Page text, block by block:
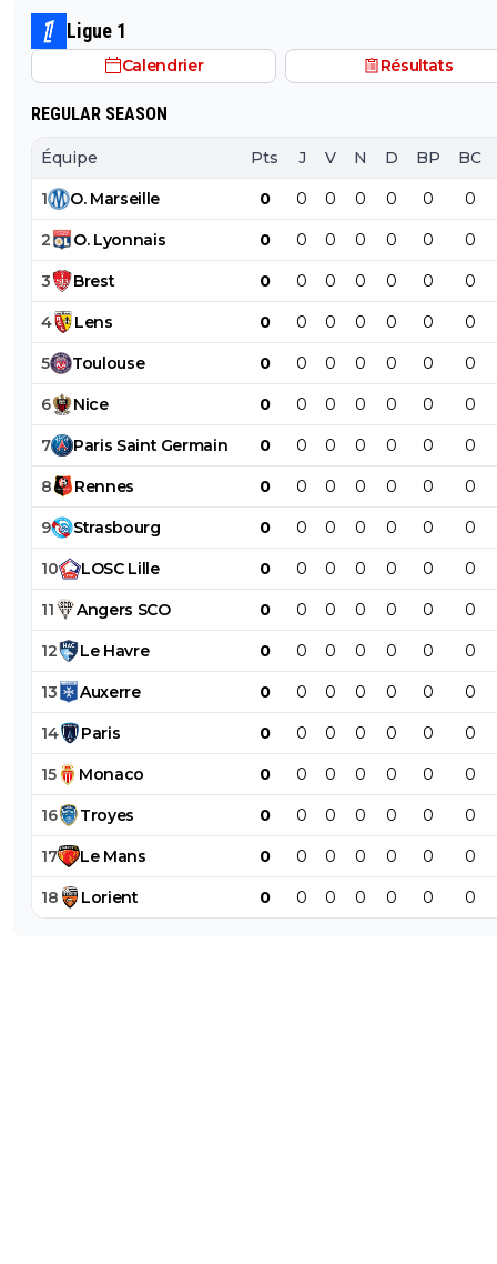
caissesLigue 1
Calendrier Résultats
REGULAR SEASON
Équipe Pts J V N D BP BC
1 O. Marseille 0 0 0 0 0 0 0
2 O. Lyonnais 0 0 0 0 0 0 0
3 Brest 0 0 0 0 0 0 0
4 Lens 0 0 0 0 0 0 0
5 Toulouse 0 0 0 0 0 0 0
6 Nice 0 0 0 0 0 0 0
7 Paris Saint Germain 0 0 0 0 0 0 0
8 Rennes 0 0 0 0 0 0 0
9 Strasbourg 0 0 0 0 0 0 0
10 LOSC Lille 0 0 0 0 0 0 0
11 Angers SCO 0 0 0 0 0 0 0
12 Le Havre 0 0 0 0 0 0 0
13 Auxerre 0 0 0 0 0 0 0
14 Paris 0 0 0 0 0 0 0
15 Monaco 0 0 0 0 0 0 0
16 Troyes 0 0 0 0 0 0 0
17 Le Mans 0 0 0 0 0 0 0
18 Lorient 0 0 0 0 0 0 0